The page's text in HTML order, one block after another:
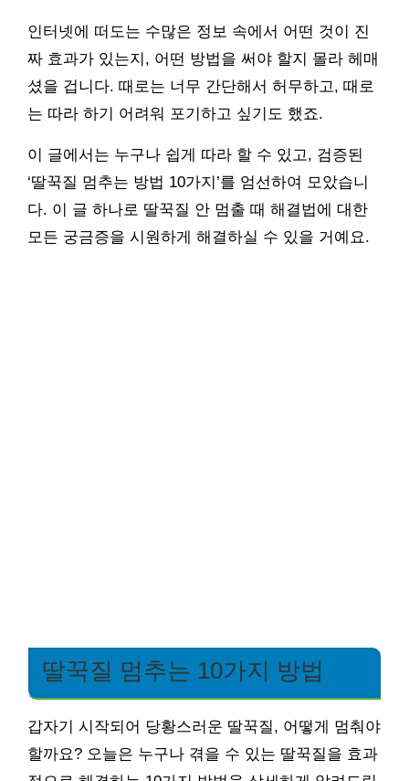
인터넷에 떠도는 수많은 정보 속에서 어떤 것이 진
짜 효과가 있는지, 어떤 방법을 써야 할지 몰라 헤매
셨을 겁니다. 때로는 너무 간단해서 허무하고, 때로
는 따라 하기 어려워 포기하고 싶기도 했죠.
이 글에서는 누구나 쉽게 따라 할 수 있고, 검증된
‘딸꾹질 멈추는 방법 10가지’를 엄선하여 모았습니
다. 이 글 하나로 딸꾹질 안 멈출 때 해결법에 대한
모든 궁금증을 시원하게 해결하실 수 있을 거예요.
딸꾹질 멈추는 10가지 방법
갑자기 시작되어 당황스러운 딸꾹질, 어떻게 멈춰야
할까요? 오늘은 누구나 겪을 수 있는 딸꾹질을 효과